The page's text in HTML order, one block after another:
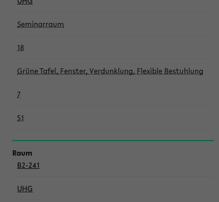
Seminarraum
18
Grüne Tafel, Fenster, Verdunklung, Flexible Bestuhlung
7
51
B2-241
UHG